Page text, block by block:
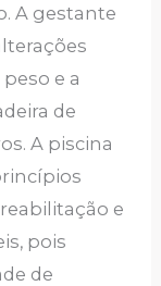
A gestante
e a
de
A piscina
e
pois
de